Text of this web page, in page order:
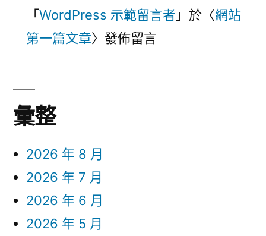
「 WordPress 示範留言者 」於〈網站
第一篇文章〉發佈留言
彙整
2026 年 8 月
2026 年 7 月
2026 年 6 月
2026 年 5 月